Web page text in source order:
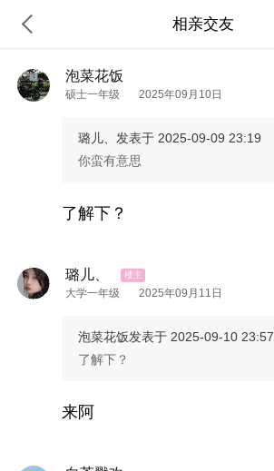
相亲交友
泡菜花饭
硕士一年级 2025年09月10日
璐儿、 发表于 2025-09-09 23:19
你蛮有意思
了解下？
璐儿、
大学一年级 2025年09月11日
泡菜花饭发表于 2025-09-10 23:57
了解下？
来阿